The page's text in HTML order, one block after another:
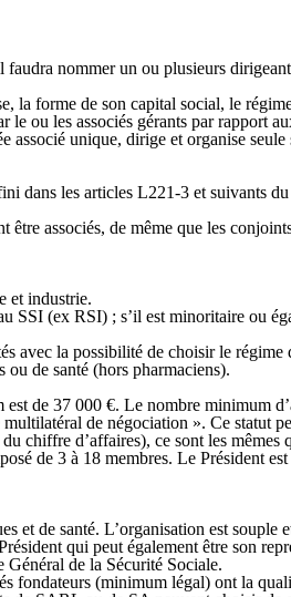
faudra nommer un ou plusieurs
la forme de son capital social, le
ou les associés gérants par rapport
unique, dirige et organise seule
dans les articles L221-3 et suivants
associés, de même que les
et industrie.
SSI (ex RSI) ; s’il est minoritaire ou
avec la possibilité de choisir le régime
de santé (hors pharmaciens).
de 37 000 €. Le nombre minimum
de négociation ». Ce statut
chiffre d’affaires), ce sont les
de 3 à 18 membres. Le Président
de santé. L’organisation est souple
qui peut également être son
Général de la Sécurité Sociale.
(minimum légal) ont la